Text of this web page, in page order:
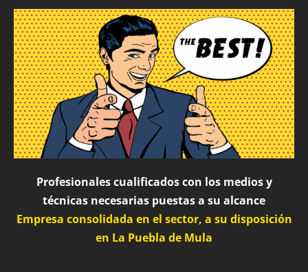
Profesionales cualificados con los medios y
técnicas necesarias puestas a su alcance
Empresa consolidada en el sector, a su disposición
en La Puebla de Mula